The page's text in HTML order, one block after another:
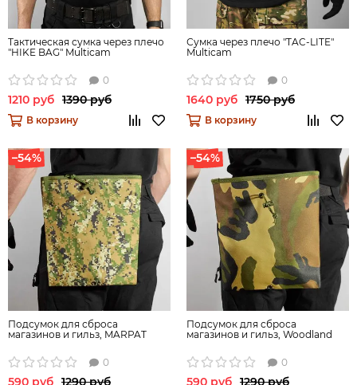
Тактическая сумка через плечо
"HIKE BAG" Multicam
0
1210 руб 1390 руб
В корзину
Сумка через плечо "TAC-LITE"
Multicam
0
1640 руб 1750 руб
В корзину
–54%
Подсумок для сброса
магазинов и гильз, MARPAT
0
590 руб 1290 руб
–54%
Подсумок для сброса
магазинов и гильз, Woodland
0
590 руб 1290 руб